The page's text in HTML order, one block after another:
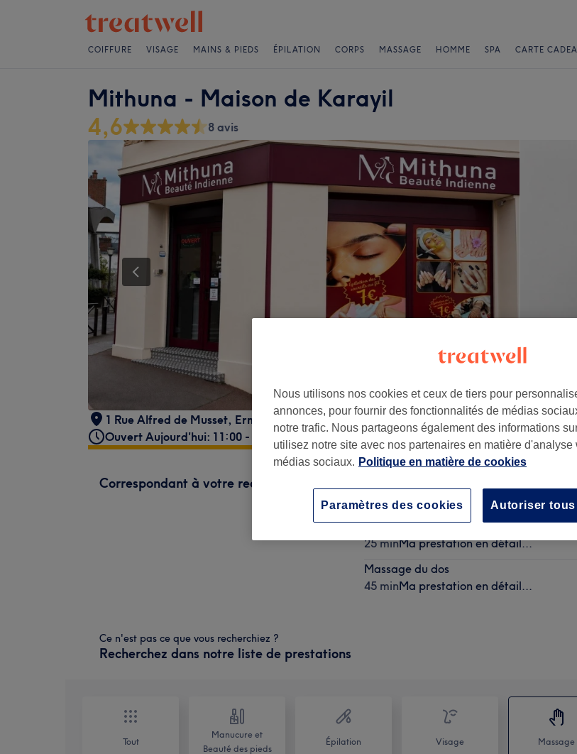
COIFFURE VISAGE MAINS & PIEDS ÉPILATION CORPS MASSAGE HOMME SPA CARTE
Mithuna - Maison de Karayil
4,6 8 avis
1 Rue Alfred de Musset, Ermont , 95120
Ouvert Aujourd'hui: 11:00 - 20:00
Correspondant à votre recherche
20 minMa prestation en détail...
Massage de la tête
25 minMa prestation en détail...
Massage du dos
45 minMa prestation en détail...
Ce n'est pas ce que vous recherchiez ?
Recherchez dans notre liste de prestations
Tout
Manucure et
Beauté des pieds
Épilation Visage Massage
Nous utilisons nos cookies et ceux de tiers pour
annonces, pour fournir des fonctionnalités de médias
notre trafic. Nous partageons également des informations
utilisez notre site avec nos partenaires en matière
médias sociaux. Politique en matière de cookies
Autoriser
Paramètres des cookies